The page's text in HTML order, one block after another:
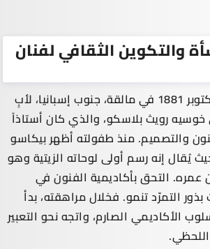
والتكوين الثقافي لفنان
ولد بيكاسو في 25 أكتوبر 1881 في مالقة، جنوب إسبانيا، لأبٍ
رويث بلاسكو، والذي كان أستاذاً
والتصميم. منذ طفولته أظهر بيكاسو
يُقال إنه رسم أولى لوحاته الزيتية وهو
عمره. التحق بأكاديمية الفنون في
التمرّد تنمو. فخلال مراهقته، بدأ
الأكاديمي الصارم، واتجه نحو التعبير